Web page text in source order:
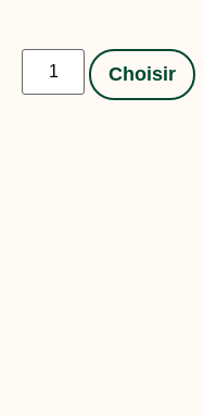
Choisir